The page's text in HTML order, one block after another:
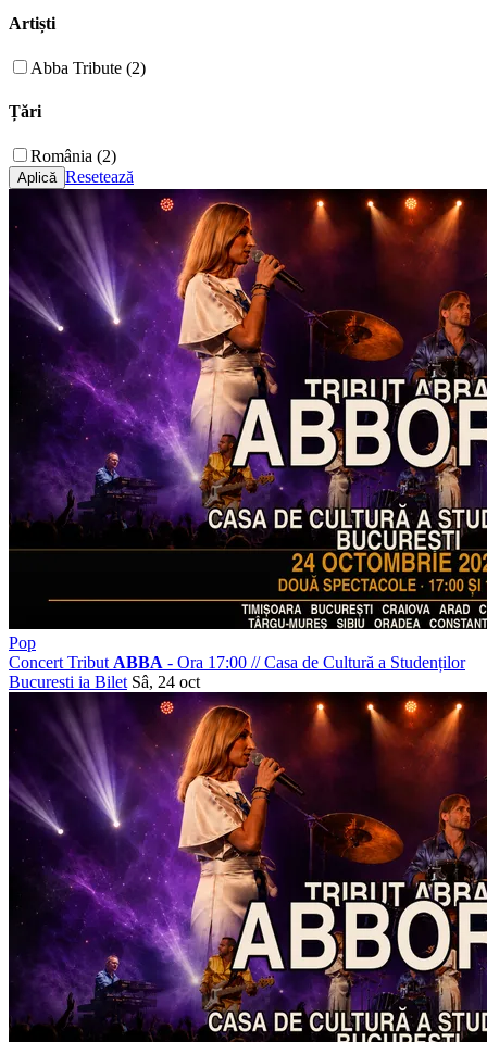
Artiști
Abba Tribute (2)
Țări
România (2)
Resetează
Pop
Concert Tribut ABBA - Ora 17:00 //Casa de Cultură a Studenților
Bucuresti ia Bilet Sâ, 24 oct